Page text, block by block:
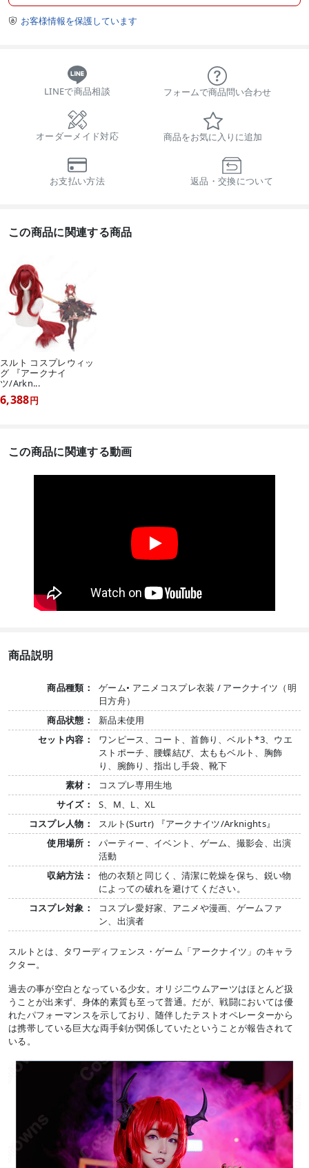
 お客様情報を保護しています
LINEで商品相談 フォームで商品問い合わせ
オーダーメイド対応 商品をお気に入りに追加
お支払い方法 返品・交換について
この商品に関連する商品
スルト コスプレウィッ
グ 『アークナイ
ツ/Arkn...
6,388円
この商品に関連する動画
商品説明
商品種類：
ゲーム• アニメコスプレ衣装 / アークナイツ（明
日方舟）
商品状態：
新品未使用
セット内容：
ワンピース、コート、首飾り、ベルト*3、ウエ
ストポーチ、腰蝶結び、太ももベルト、胸飾
り、腕飾り、指出し手袋、靴下
素材：
コスプレ専用生地
サイズ：
S、M、L、XL
コスプレ人物：
スルト(Surtr) 『アークナイツ/Arknights』
使用場所：
パーティー、イベント、ゲーム、撮影会、出演
活動
収納方法：
他の衣類と同じく、清潔に乾燥を保ち、鋭い物
によっての破れを避けてください。
コスプレ対象：
コスプレ愛好家、アニメや漫画、ゲームファ
ン、出演者
スルトとは、タワーディフェンス・ゲーム「アークナイツ」のキャラ
クター。
過去の事が空白となっている少女。オリジ二ウムアーツはほとんど扱
うことが出来ず、身体的素質も至って普通。だが、戦闘においては優
れたパフォーマンスを示しており、随伴したテストオペレーターから
は携帯している巨大な両手剣が関係していたということが報告されて
いる。